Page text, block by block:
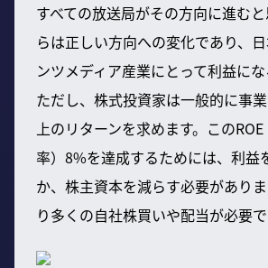
すべての放送局がその方向に進む
らは正しい方向への変化であり、
ンツメディア産業にとって利益にな
ただし、株式投資家は一般的に事
上のリターンを求めます。この
率）8%を達成するためには、利益
か、株主資本を減らす必要があり
り多くの自社株買いや配当が必要で